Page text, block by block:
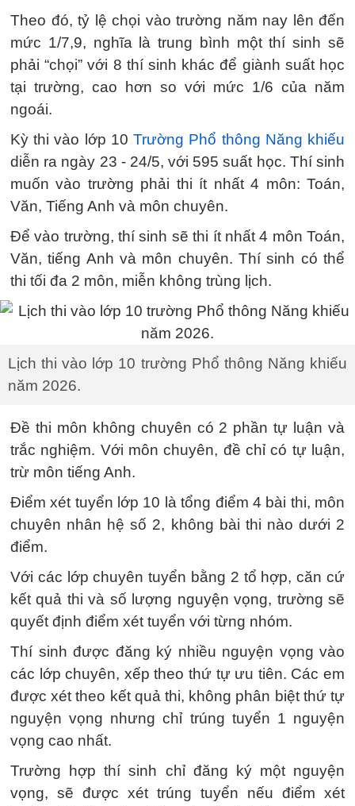
Theo đó, tỷ lệ chọi vào trường năm nay lên đến
mức 1/7,9, nghĩa là trung bình một thí sinh sẽ
phải “chọi” với 8 thí sinh khác để giành suất học
tại trường, cao hơn so với mức 1/6 của năm
ngoái.
Kỳ thi vào lớp 10Trường Phổ thông Năng khiếu
diễn ra ngày 23 - 24/5, với 595 suất học. Thí sinh
muốn vào trường phải thi ít nhất 4 môn: Toán,
Văn, Tiếng Anh và môn chuyên.
Để vào trường, thí sinh sẽ thi ít nhất 4 môn Toán,
Văn, tiếng Anh và môn chuyên. Thí sinh có thể
thi tối đa 2 môn, miễn không trùng lịch.
Lịch thi vào lớp 10 trường Phổ thông Năng khiếu
năm 2026.
Đề thi môn không chuyên có 2 phần tự luận và
trắc nghiệm. Với môn chuyên, đề chỉ có tự luận,
trừ môn tiếng Anh.
Điểm xét tuyển lớp 10 là tổng điểm 4 bài thi, môn
chuyên nhân hệ số 2, không bài thi nào dưới 2
điểm.
Với các lớp chuyên tuyển bằng 2 tổ hợp, căn cứ
kết quả thi và số lượng nguyện vọng, trường sẽ
quyết định điểm xét tuyển với từng nhóm.
Thí sinh được đăng ký nhiều nguyện vọng vào
các lớp chuyên, xếp theo thứ tự ưu tiên. Các em
được xét theo kết quả thi, không phân biệt thứ tự
nguyện vọng nhưng chỉ trúng tuyển 1 nguyện
vọng cao nhất.
Trường hợp thí sinh chỉ đăng ký một nguyện
vọng, sẽ được xét trúng tuyển nếu điểm xét